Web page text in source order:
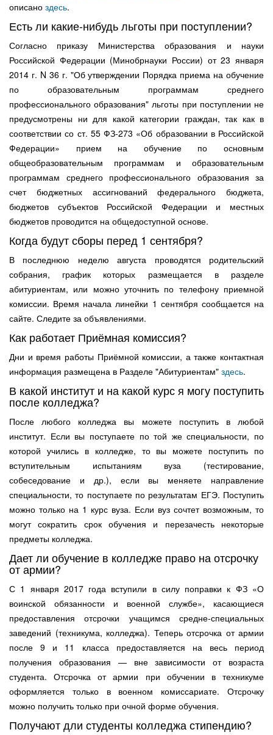
описано здесь.
Есть ли какие-нибудь льготы при поступлении?
Согласно приказу Министерства образования и науки
Российской Федерации (Минобрнауки России) от 23 января
2014 г. N 36 г. "Об утверждении Порядка приема на обучение
по образовательным программам среднего
профессионального образования" льготы при поступлении не
предусмотрены ни для какой категории граждан, так как в
соответствии со ст. 55 ФЗ-273 «Об образовании в Российской
Федерации» прием на обучение по основным
общеобразовательным программам и образовательным
программам среднего профессионального образования за
счет бюджетных ассигнований федерального бюджета,
бюджетов субъектов Российской Федерации и местных
бюджетов проводится на общедоступной основе.
Когда будут сборы перед 1 сентября?
В последнюю неделю августа проводятся родительский
собрания, график которых размещается в разделе
абитуриентам, или можно уточнить по телефону приемной
комиссии. Время начала линейки 1 сентября сообщается на
сайте. Следите за объявлениями.
Как работает Приёмная комиссия?
Дни и время работы Приёмной комиссии, а также контактная
информация размещена в Разделе "Абитуриентам" здесь.
В какой институт и на какой курс я могу поступить
после колледжа?
После любого колледжа вы можете поступить в любой
институт. Если вы поступаете по той же специальности, по
которой учились в колледже, то вы можете поступить по
вступительным испытаниям вуза (тестирование,
собеседование и др.), если вы меняете направление
специальности, то поступаете по результатам ЕГЭ. Поступить
можно только на 1 курс вуза. Если вуз сочтет возможным, то
могут сократить срок обучения и перезачесть некоторые
предметы колледжа.
Дает ли обучение в колледже право на отсрочку
от армии?
С 1 января 2017 года вступили в силу поправки к ФЗ «О
воинской обязанности и военной службе», касающиеся
предоставления отсрочки учащимся средне-специальных
заведений (техникума, колледжа). Теперь отсрочка от армии
после 9 и 11 класса предоставляется на весь период
получения образования — вне зависимости от возраста
студента. Отсрочка от армии при обучении в техникуме
оформляется только в военном комиссариате. Отсрочку
можно получить только при очной форме обучения.
Получают дли студенты колледжа стипендию?